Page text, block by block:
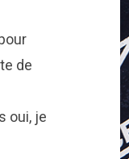
de
oui, je